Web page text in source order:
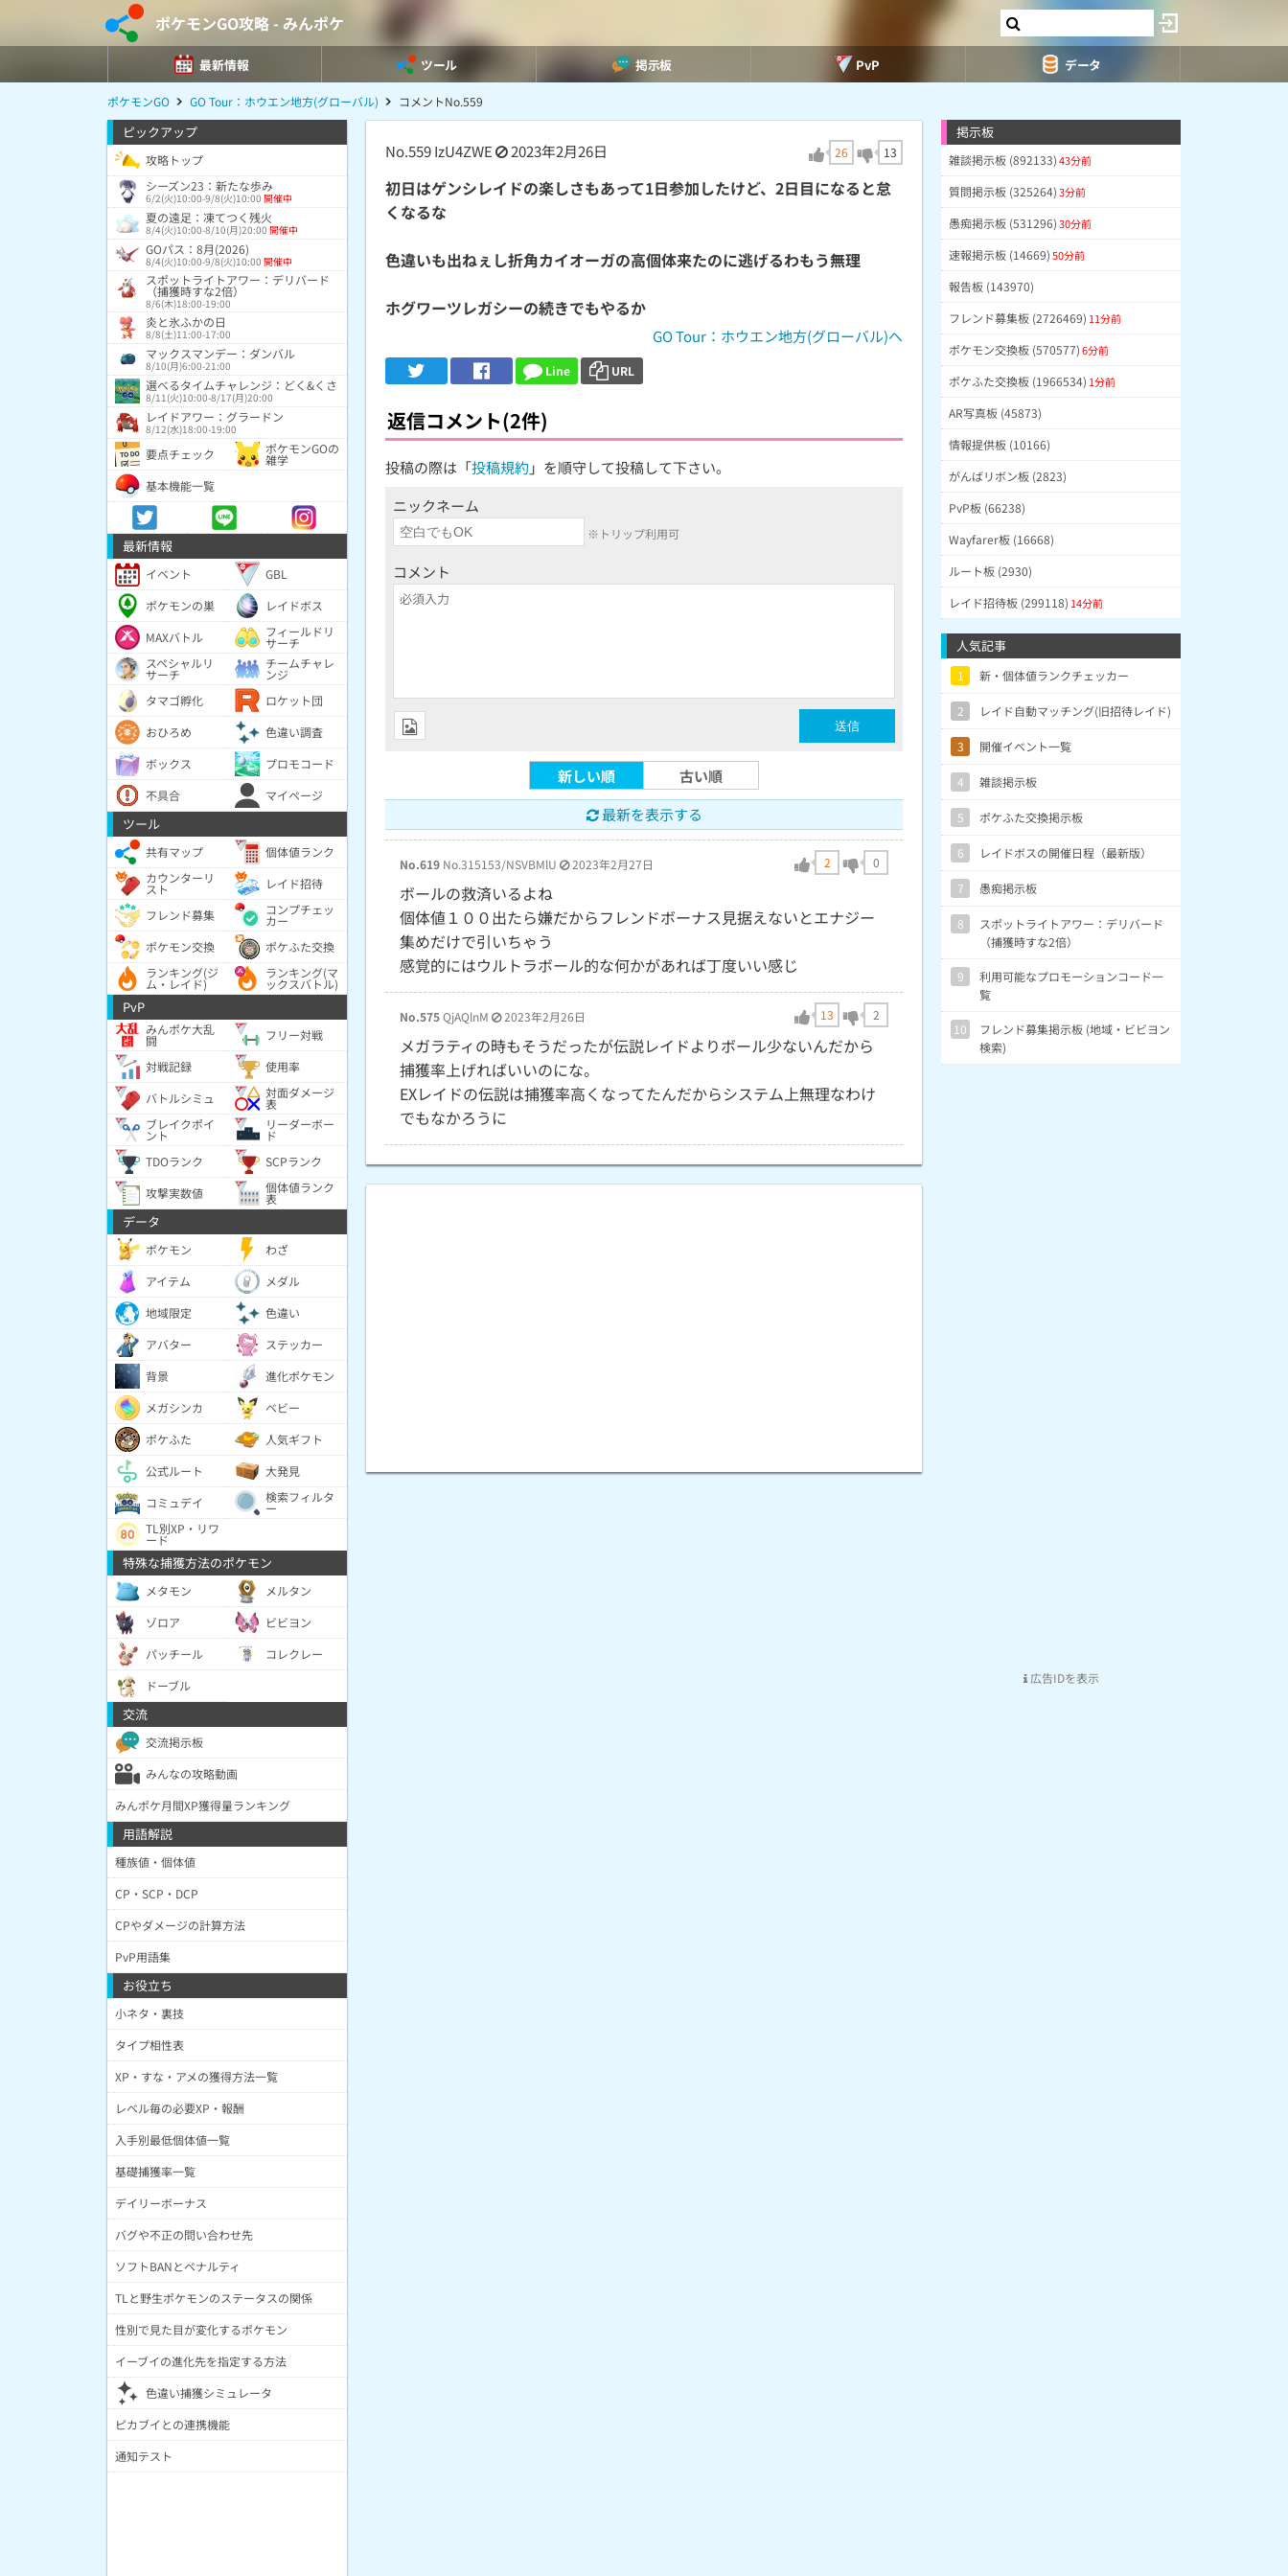
ポケモンGO攻略 - みんポケ
最新情報 ツール 掲示板 PvP データ
ポケモンGO GO Tour：ホウエン地方(グローバル) コメントNo.559
No.559IzU4ZWE 2023年2月26日 26 13
初日はゲンシレイドの楽しさもあって1日参加したけど、2日目になると怠
くなるな
色違いも出ねぇし折角カイオーガの高個体来たのに逃げるわもう無理
ホグワーツレガシーの続きでもやるか
GO Tour：ホウエン地方(グローバル)へ
Line URL
返信コメント(2件)
投稿の際は「投稿規約 」を順守して投稿して下さい。
ニックネーム
※トリップ利用可
コメント
新しい順
古い順
最新を表示する
No.619 No.315153/NSVBMlU 2023年2月27日 2 0
ボールの救済いるよね
個体値１００出たら嫌だからフレンドボーナス見据えないとエナジー
集めだけで引いちゃう
感覚的にはウルトラボール的な何かがあれば丁度いい感じ
No.575QjAQlnM 2023年2月26日 13 2
メガラティの時もそうだったが伝説レイドよりボール少ないんだから
捕獲率上げればいいのにな。
EXレイドの伝説は捕獲率高くなってたんだからシステム上無理なわけ
でもなかろうに
ピックアップ
攻略トップ
シーズン23：新たな歩み
6/2(火)10:00-9/8(火)10:00 開催中
夏の遠足：凍てつく残火
8/4(火)10:00-8/10(月)20:00 開催中
GOパス：8月(2026)
8/4(火)10:00-9/8(火)10:00 開催中
スポットライトアワー：デリバード
（捕獲時すな2倍）
8/6(木)18:00-19:00
炎と氷ふかの日
8/8(土)11:00-17:00
マックスマンデー：ダンバル
8/10(月)6:00-21:00
選べるタイムチャレンジ：どく&くさ
8/11(火)10:00-8/17(月)20:00
レイドアワー：グラードン
8/12(水)18:00-19:00
要点チェック ポケモンGOの
雑学
基本機能一覧
最新情報
イベント
GBL
ポケモンの巣
レイドボス
MAXバトル
フィールドリ
サーチ
スペシャルリ
サーチ
チームチャレ
ンジ
タマゴ孵化
ロケット団
おひろめ
色違い調査
ボックス
プロモコード
不具合
マイページ
ツール
共有マップ
個体値ランク
カウンターリ
スト
レイド招待
フレンド募集
コンプチェッ
カー
ポケモン交換
ポケふた交換
ランキング(ジ
ム・レイド)
ランキング(マ
ックスバトル)
PvP
みんポケ大乱
闘
フリー対戦
対戦記録
使用率
バトルシミュ
対面ダメージ
表
ブレイクポイ
ント
リーダーボー
ド
TDOランク
SCPランク
攻撃実数値
個体値ランク
表
データ
ポケモン
わざ
アイテム
メダル
地域限定
色違い
アバター
ステッカー
背景
進化ポケモン
メガシンカ
ベビー
ポケふた
人気ギフト
公式ルート
大発見
コミュデイ
検索フィルタ
ー
TL別XP・リワ
ード
特殊な捕獲方法のポケモン
メタモン
メルタン
ゾロア
ビビヨン
パッチール
コレクレー
ドーブル
交流
交流掲示板
みんなの攻略動画
みんポケ月間XP獲得量ランキング
用語解説
種族値・個体値
CP・SCP・DCP
CPやダメージの計算方法
PvP用語集
お役立ち
小ネタ・裏技
タイプ相性表
XP・すな・アメの獲得方法一覧
レベル毎の必要XP・報酬
入手別最低個体値一覧
基礎捕獲率一覧
デイリーボーナス
バグや不正の問い合わせ先
ソフトBANとペナルティ
TLと野生ポケモンのステータスの関係
性別で見た目が変化するポケモン
イーブイの進化先を指定する方法
色違い捕獲シミュレータ
ピカブイとの連携機能
通知テスト
掲示板
雑談掲示板 (892133)43分前
質問掲示板 (325264)3分前
愚痴掲示板 (531296)30分前
速報掲示板 (14669)50分前
報告板 (143970)
フレンド募集板 (2726469) 11分前
ポケモン交換板 (570577)6分前
ポケふた交換板 (1966534) 1分前
AR写真板 (45873)
情報提供板 (10166)
がんばリボン板 (2823)
PvP板 (66238)
Wayfarer板 (16668)
ルート板 (2930)
レイド招待板 (299118) 14分前
人気記事
1 新・個体値ランクチェッカー
2 レイド自動マッチング(旧招待レイド)
3 開催イベント一覧
4 雑談掲示板
5 ポケふた交換掲示板
6 レイドボスの開催日程（最新版）
7 愚痴掲示板
8
スポットライトアワー：デリバード
（捕獲時すな2倍）
9
利用可能なプロモーションコード一
覧
10
フレンド募集掲示板 (地域・ビビヨン
検索)
広告IDを表示